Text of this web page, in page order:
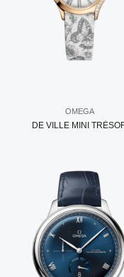
OMEGA
DE VILLE MINI